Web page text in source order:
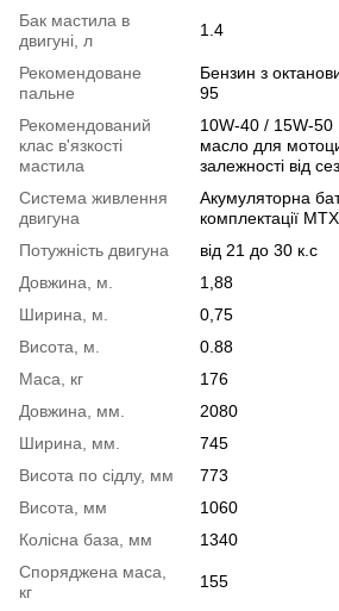
Бак мастила в
двигуні, л
1.4
Рекомендоване
пальне
Бензин з
95
Рекомендований
клас в'язкості
мастила
10W-40 / 15W-50
масло для
залежності від
Система живлення
двигуна
Акумуляторна
комплектації
Потужність двигуна
від 21 до 30 к.с
Довжина, м.
1,88
Ширина, м.
0,75
Висота, м.
0.88
Маса, кг
176
Довжина, мм.
2080
Ширина, мм.
745
Висота по сідлу, мм
773
Висота, мм
1060
Колісна база, мм
1340
Споряджена маса,
кг
155